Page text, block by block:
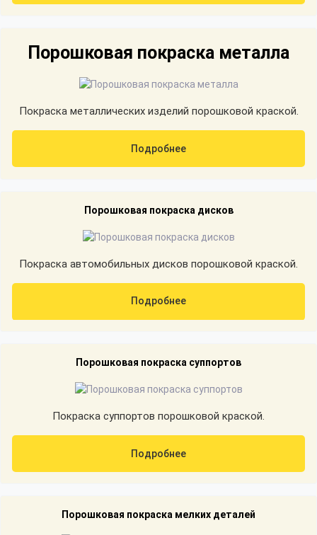
Порошковая покраска металла
Покраска металлических изделий порошковой краской.
Подробнее
Порошковая покраска дисков
Покраска автомобильных дисков порошковой краской.
Подробнее
Порошковая покраска суппортов
Покраска суппортов порошковой краской.
Подробнее
Порошковая покраска мелких деталей